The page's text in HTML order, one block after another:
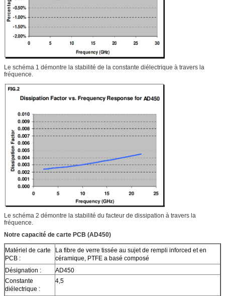
Le schéma 1 démontre la stabilité de la constante diélectrique à travers la
fréquence.
Le schéma 2 démontre la stabilité du facteur de dissipation à travers la
fréquence.
Notre capacité de carte PCB (AD450)
Matériel de carte
PCB :
La fibre de verre tissée au sujet de rempli inforced et en
céramique, PTFE a basé composé
Désignation :
AD450
Constante
diélectrique :
4,5